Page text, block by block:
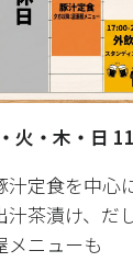
火・木・日
汁定食を中心
汁茶漬け、だ
メニューも